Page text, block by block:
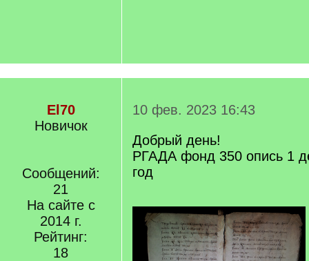
El70
Новичок
Сообщений:
21
На сайте с
2014 г.
Рейтинг:
18
10 фев. 2023 16:43
Добрый день!
РГАДА фонд 350 опись 1
год